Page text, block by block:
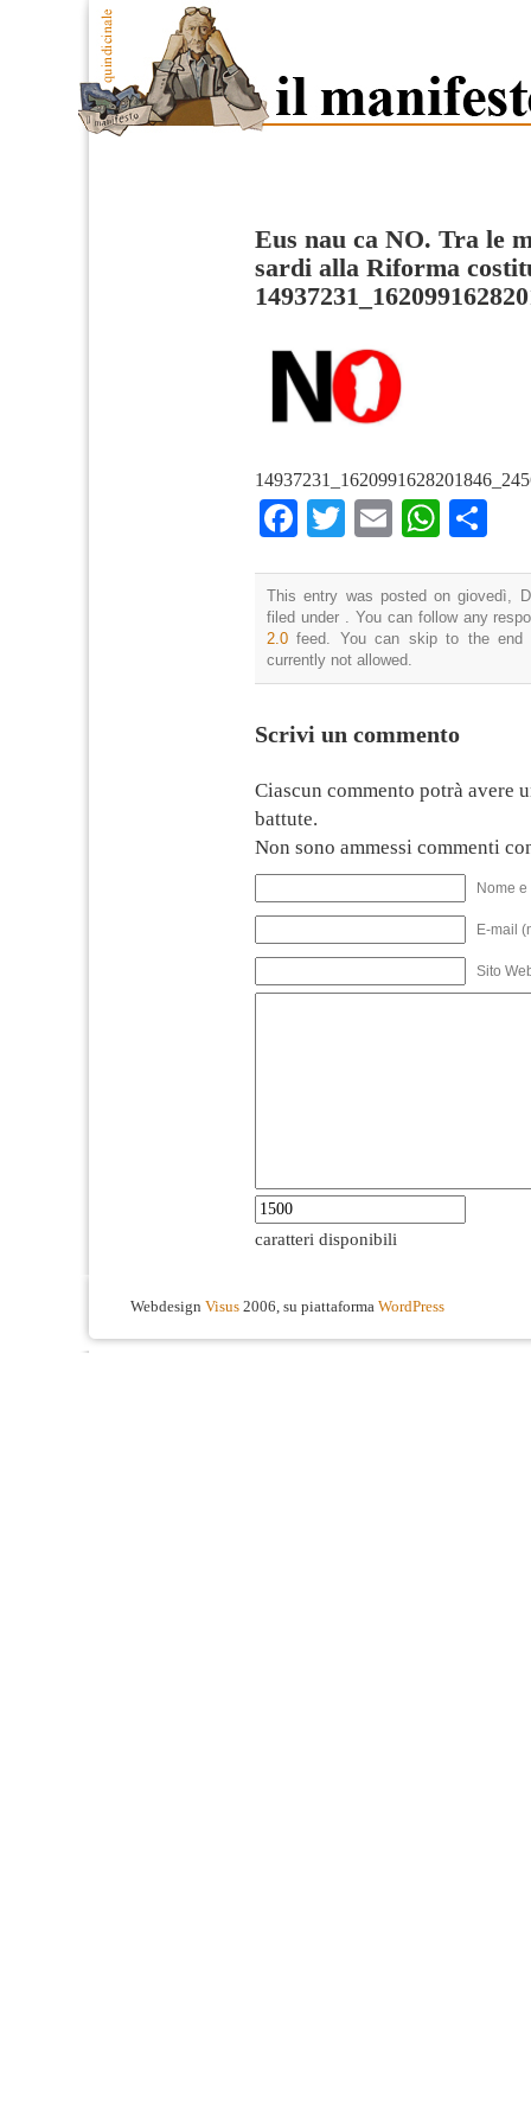
Eus nau ca NO. Tra le
sardi alla Riforma
Facebook
TwitterEmail
This entry was posted on giovedì,
filed under . You can follow any
2.0 feed. You can skip to the end
currently not allowed.
Scrivi un commento
Ciascun commento potrà avere
battute.
Non sono ammessi commenti
Nome
E-mail
Sito
caratteri disponibili
Webdesign Visus 2006, su piattaforma WordPress